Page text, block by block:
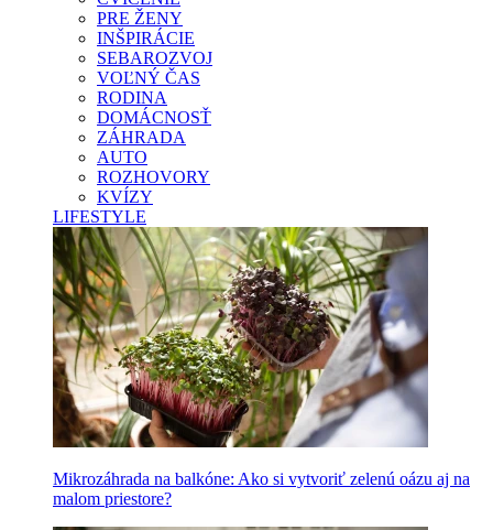
PRE ŽENY
INŠPIRÁCIE
SEBAROZVOJ
VOĽNÝ ČAS
RODINA
DOMÁCNOSŤ
ZÁHRADA
AUTO
ROZHOVORY
KVÍZY
LIFESTYLE
Mikrozáhrada na balkóne: Ako si vytvoriť zelenú oázu aj na
malom priestore?